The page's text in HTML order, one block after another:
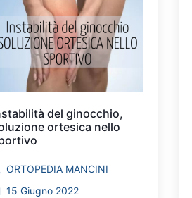
del ginocchio,
ortesica nello
ORTOPEDIA MANCINI
15 Giugno 2022